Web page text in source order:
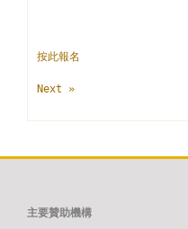
按此報名
Next »
主要贊助機構